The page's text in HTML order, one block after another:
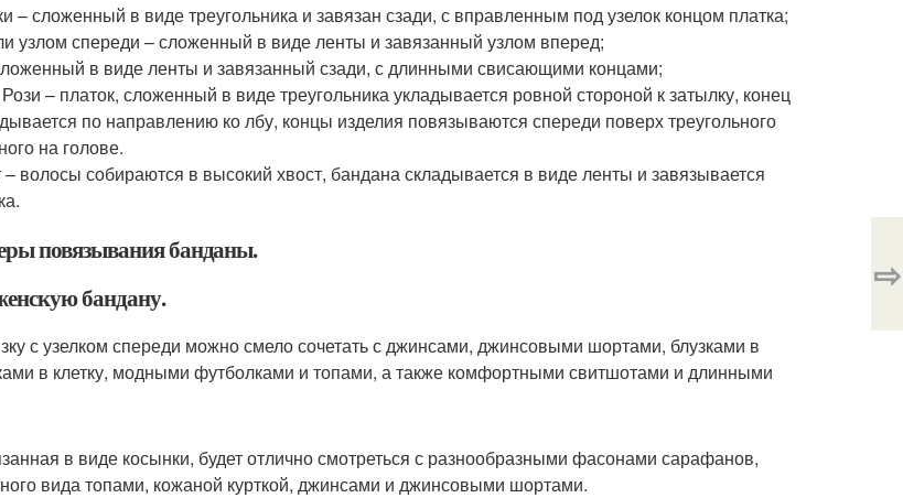
– сложенный в виде треугольника и завязан сзади, с вправленным под узелок концом платка;
узлом спереди – сложенный в виде ленты и завязанный узлом вперед;
в виде ленты и завязанный сзади, с длинными свисающими концами;
– платок, сложенный в виде треугольника укладывается ровной стороной к затылку, конец
по направлению ко лбу, концы изделия повязываются спереди поверх треугольного
на голове.
– волосы собираются в высокий хвост, бандана складывается в виде ленты и завязывается
повязывания банданы.
бандану.
с узелком спереди можно смело сочетать с джинсами, джинсовыми шортами, блузками в
в клетку, модными футболками и топами, а также комфортными свитшотами и длинными
в виде косынки, будет отлично смотреться с разнообразными фасонами сарафанов,
вида топами, кожаной курткой, джинсами и джинсовыми шортами.
⇨